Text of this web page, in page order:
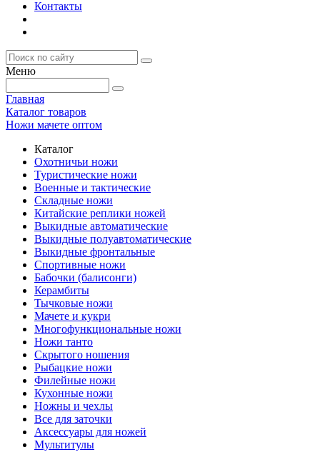
Контакты
Меню
Главная
Каталог товаров
Ножи мачете оптом
Каталог
Охотничьи ножи
Туристические ножи
Военные и тактические
Складные ножи
Китайские реплики ножей
Выкидные автоматические
Выкидные полуавтоматические
Выкидные фронтальные
Спортивные ножи
Бабочки (балисонги)
Керамбиты
Тычковые ножи
Мачете и кукри
Многофункциональные ножи
Ножи танто
Скрытого ношения
Рыбацкие ножи
Филейные ножи
Кухонные ножи
Ножны и чехлы
Все для заточки
Аксессуары для ножей
Мультитулы